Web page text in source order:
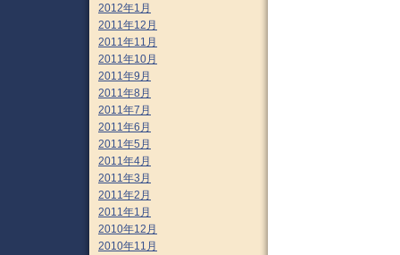
2012年1月
2011年12月
2011年11月
2011年10月
2011年9月
2011年8月
2011年7月
2011年6月
2011年5月
2011年4月
2011年3月
2011年2月
2011年1月
2010年12月
2010年11月